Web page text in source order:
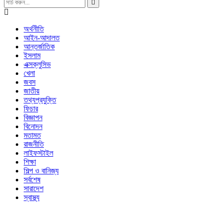
অর্থনীতি
আইন-আদালত
আন্তর্জাতিক
ইসলাম
এক্সক্লুসিভ
খেলা
জবস
জাতীয়
তথ্যপ্রযুক্তি
ফিচার
বিজ্ঞাপন
বিনোদন
মতামত
রাজনীতি
লাইফস্টাইল
শিক্ষা
শিল্প ও বানিজ্য
সর্বশেষ
সারাদেশ
স্বাস্থ্য